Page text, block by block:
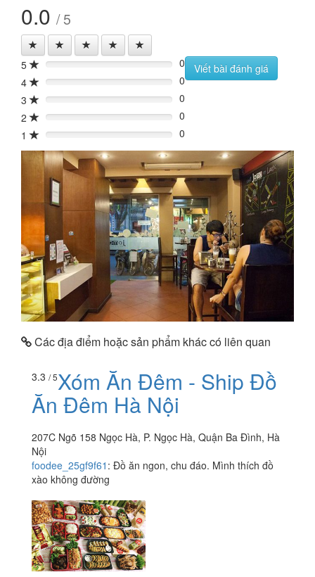
0.0 / 5
5 0%
0
4
0%
0
3
0%
0
2
0%
0
1
0% 0
Viết bài đánh giá
Các địa điểm hoặc sản phẩm khác có liên quan
3.3 / 5Xóm Ăn Đêm - Ship Đồ
Ăn Đêm Hà Nội
207C Ngõ 158 Ngọc Hà, P. Ngọc Hà, Quận Ba Đình, Hà
Nội
foodee_25gf9f61 : Đồ ăn ngon, chu đáo. Mình thích đồ
xào không đường